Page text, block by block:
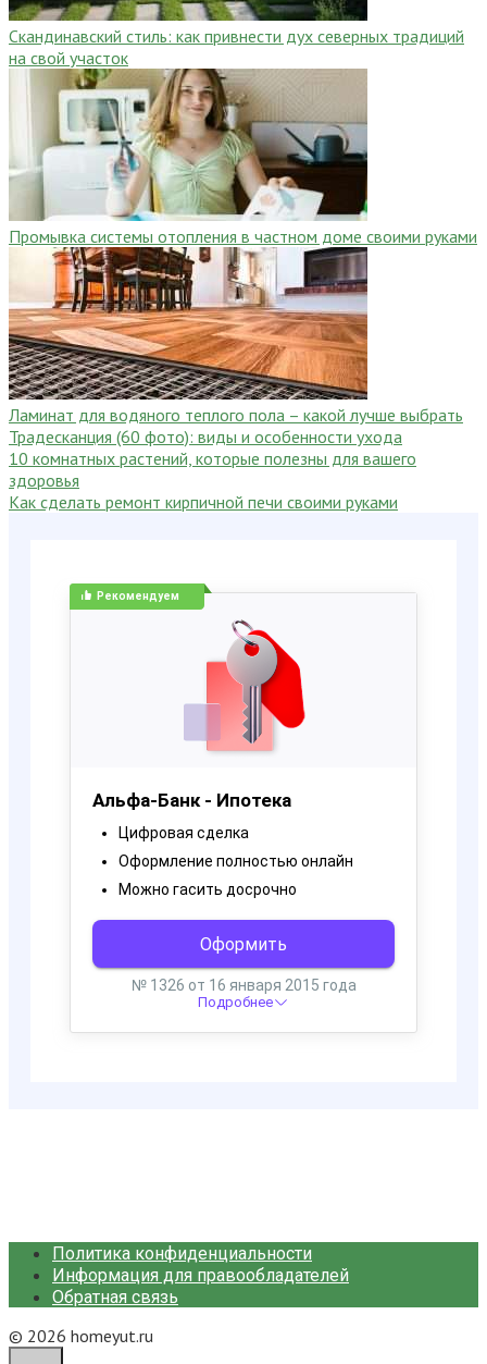
Скандинавский стиль: как привнести дух северных традиций
на свой участок
Промывка системы отопления в частном доме своими руками
Ламинат для водяного теплого пола – какой лучше выбрать
Традесканция (60 фото): виды и особенности ухода
10 комнатных растений, которые полезны для вашего
здоровья
Как сделать ремонт кирпичной печи своими руками
Политика конфиденциальности
Информация для правообладателей
Обратная связь
© 2026 homeyut.ru